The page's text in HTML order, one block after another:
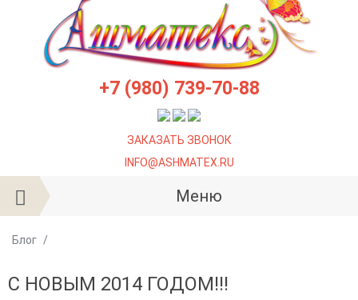
+7 (980) 739-70-88
ЗАКАЗАТЬ ЗВОНОК
INFO@ASHMATEX.RU
Меню
Блог /
С НОВЫМ 2014 ГОДОМ!!!